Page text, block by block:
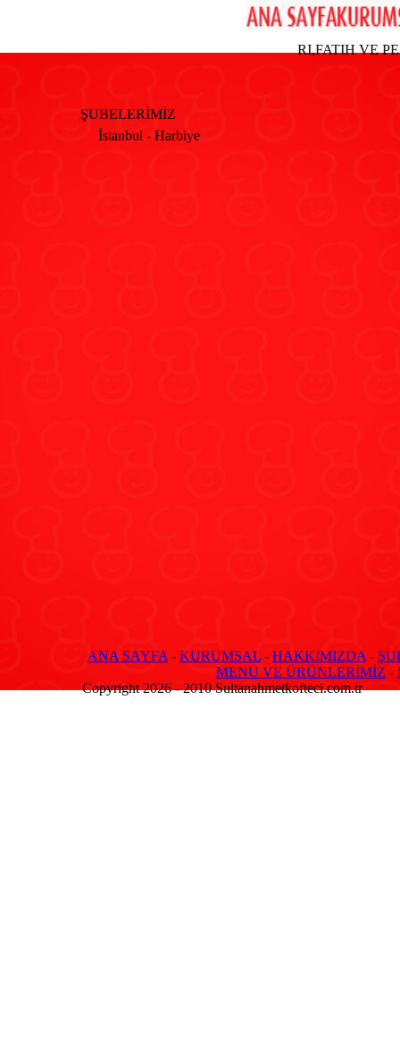
KOCAMUSTAFAPASA,ADAPAZARI,FATIH VE
ŞUBELERİMİZ
İstanbul - Harbiye
ANA SAYFA - KURUMSAL - HAKKIMIZDA -
MENU VE ÜRÜNLERİMİZ -
Copyright 2026 - 2010 Sultanahmetkofteci.com.tr